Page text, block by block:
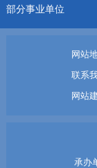
部分事业单位
网站
联系
网站
承办